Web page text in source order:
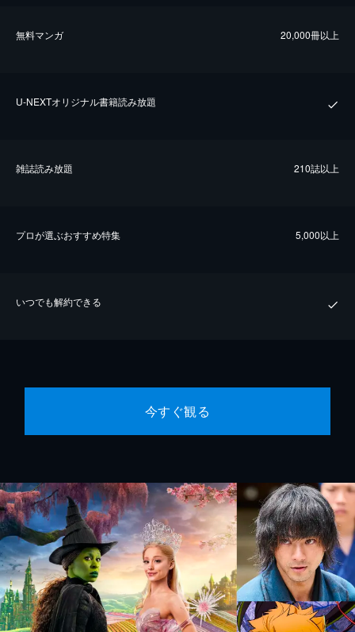
無料マンガ 20,000冊以上
U-NEXTオリジナル書籍読み放題
雑誌読み放題 210誌以上
プロが選ぶおすすめ特集 5,000以上
いつでも解約できる
今すぐ観る